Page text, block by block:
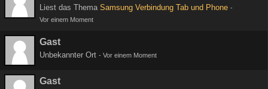
Liest das Thema Samsung Verbindung Tab und Phone -
Vor einem Moment
Gast
Unbekannter Ort - Vor einem Moment
Gast